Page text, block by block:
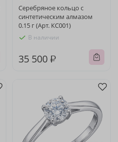
Серебряное кольцо с
синтетическим алмазом
0.15 г (Арт. КС001)
В наличии
35 500 ₽